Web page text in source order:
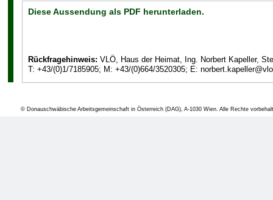
© Donauschwäbische Arbeitsgemeinschaft in Österreich (DAG), A-1030 Wien. Alle Rechte
Diese Aussendung als PDF herunterladen.
Rückfragehinweis: VLÖ, Haus der Heimat, Ing. Norbert Kapeller,
T: +43/(0)1/7185905; M: +43/(0)664/3520305; E:
Unterstützt wird Reimann
(2. Bundesvorsitzender-
Scheer als 3.
ergänzen weiters Dkfm.